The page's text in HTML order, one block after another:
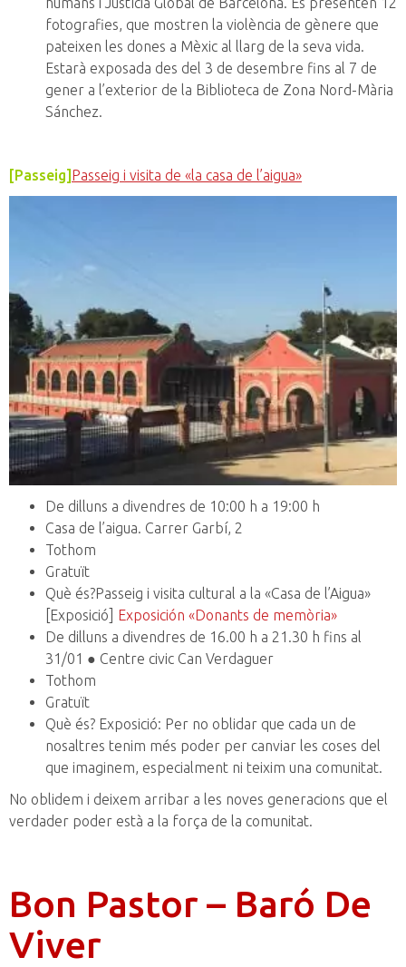
fotografies, que mostren la violència de gènere que
pateixen les dones a Mèxic al llarg de la seva vida.
Estarà exposada des del 3 de desembre fins al 7 de
gener a l’exterior de la Biblioteca de Zona Nord-Mària
Sánchez.
[Passeig] Passeig i visita de «la casa de l’aigua»
De dilluns a divendres de 10:00 h a 19:00 h
Casa de l’aigua. Carrer Garbí, 2
Tothom
Gratuït
Què és?Passeig i visita cultural a la «Casa de l’Aigua»
[Exposició] Exposición «Donants de memòria»
De dilluns a divendres de 16.00 h a 21.30 h fins al
31/01 ● Centre civic Can Verdaguer
Tothom
Gratuït
Què és? Exposició: Per no oblidar que cada un de
nosaltres tenim més poder per canviar les coses del
que imaginem, especialment ni teixim una comunitat.
No oblidem i deixem arribar a les noves generacions que el
verdader poder està a la força de la comunitat.
Bon Pastor – Baró De
Viver